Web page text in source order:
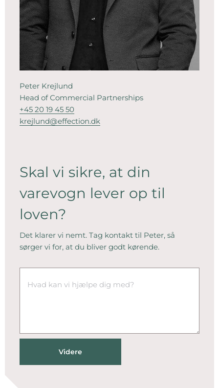
Peter Krejlund
Head of Commercial Partnerships
+45 20 19 45 50
krejlund@effection.dk
Skal vi sikre, at din
varevogn lever op til
loven?
Det klarer vi nemt. Tag kontakt til Peter, så
sørger vi for, at du bliver godt kørende.
Videre